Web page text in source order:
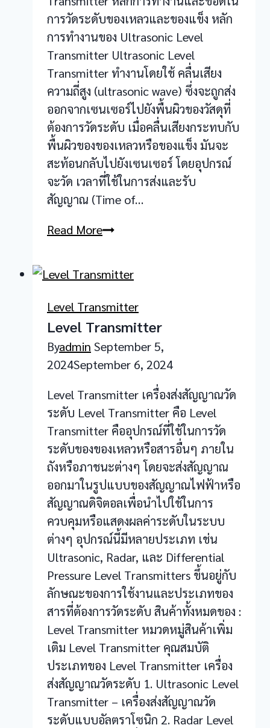
การวัดระดับของเหลวและของแข็ง หลัก
การทำงานของ Ultrasonic Level
Transmitter Ultrasonic Level
Transmitter ทำงานโดยใช้ คลื่นเสียง
ความถี่สูง (ultrasonic wave) ซึ่งจะถูกส่ง
ออกจากเซนเซอร์ไปยังพื้นผิวของวัสดุที่
ต้องการวัดระดับ เมื่อคลื่นเสียงกระทบกับ
พื้นผิวของของเหลวหรือของแข็ง มันจะ
สะท้อนกลับไปยังเซนเซอร์ โดยอุปกรณ์
จะวัด เวลาที่ใช้ในการส่งและรับ
สัญญาณ (Time of…
Read MoreUltrasonic
Level Transmitter
Level Transmitter
Byadmin September 5,
2024September 6, 2024
Level Transmitter เครื่องส่งสัญญาณวัด
ระดับ Level Transmitter คือ Level
Transmitter คืออุปกรณ์ที่ใช้ในการวัด
ระดับของของเหลวหรือสารอื่นๆ ภายใน
ถังหรือภาชนะต่างๆ โดยจะส่งสัญญาณ
ออกมาในรูปแบบของสัญญาณไฟฟ้าหรือ
สัญญาณดิจิตอลเพื่อนำไปใช้ในการ
ควบคุมหรือแสดงผลค่าระดับในระบบ
ต่างๆ อุปกรณ์นี้มีหลายประเภท เช่น
Ultrasonic, Radar, และ Differential
Pressure Level Transmitters ขึ้นอยู่กับ
ลักษณะของการใช้งานและประเภทของ
สารที่ต้องการวัดระดับ สินค้าทั้งหมดของ :
Level Transmitter หมวดหมู่สินค้าเพิ่ม
เติม Level Transmitter คุณสมบัติ
ประเภทของ Level Transmitter เครื่อง
ส่งสัญญาณวัดระดับ 1. Ultrasonic Level
Transmitter – เครื่องส่งสัญญาณวัด
ระดับแบบอัลตราโซนิก 2. Radar Level